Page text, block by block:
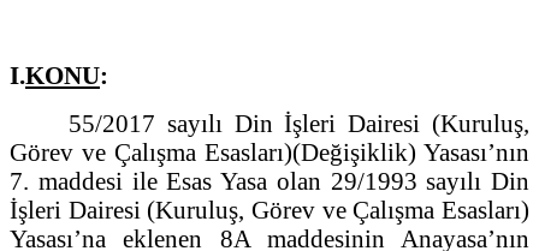
I.KONU:
55/2017 sayılı Din İşleri Dairesi (Kuruluş,
Görev ve Çalışma Esasları)(Değişiklik) Yasası’nın
7. maddesi ile Esas Yasa olan 29/1993 sayılı Din
İşleri Dairesi (Kuruluş, Görev ve Çalışma Esasları)
Yasası’na eklenen 8A maddesinin Anayasa’nın